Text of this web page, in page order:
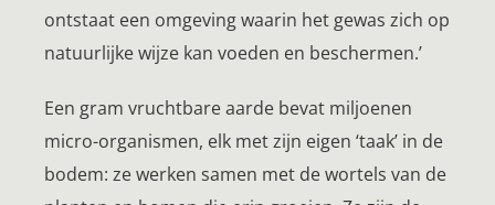
ontstaat een omgeving waarin het gewas zich op
natuurlijke wijze kan voeden en beschermen.’
Een gram vruchtbare aarde bevat miljoenen
micro-organismen, elk met zijn eigen ‘taak’ in de
bodem: ze werken samen met de wortels van de